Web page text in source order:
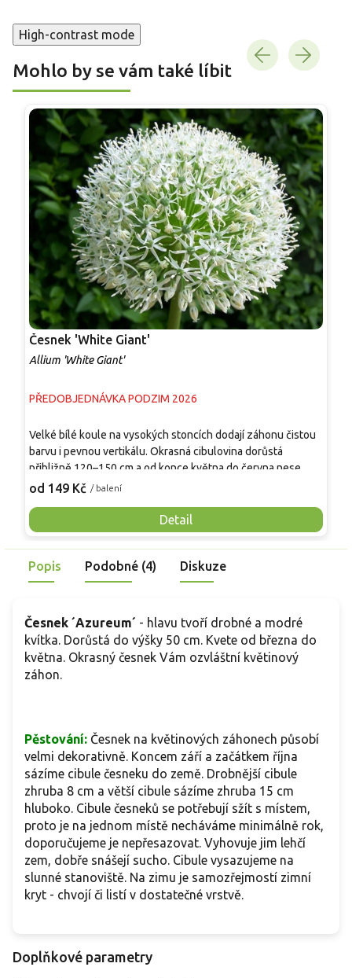
High-contrast mode
Mohlo by se vám také líbit
Česnek 'White Giant'
Allium 'White Giant'
PŘEDOBJEDNÁVKA PODZIM 2026
od 149 Kč / balení
Detail
Velké bílé koule na vysokých stoncích dodají záhonu čistou
barvu i pevnou vertikálu. Okrasná cibulovina dorůstá
přibližně 120–150 cm a od konce května do června nese
kulovitá květenství o průměru zhruba 15–20 cm. Jsou
bílé barvy, které dobře vystupují nad rašícími a kvetoucími
trvalkami. Listy jsou přízemní, zelené, po odkvětu postupně
zatahují. Vynikne v moderních záhonech, prérijních
kompozicích, mezi okrasnými trávami, šalvějemi, pivoňkami,
kakosty a růžemi.
Popis Podobné (4) Diskuze
Česnek ´Azureum´ - hlavu tvoří drobné a modré
kvítka. Dorůstá do výšky 50 cm. Kvete od března do
května. Okrasný česnek Vám ozvláštní květinový
záhon.
Pěstování: Česnek na květinových záhonech působí
velmi dekorativně. Koncem září a začátkem října
sázíme cibule česneku do země. Drobnější cibule
zhruba 8 cm a větší cibule sázíme zhruba 15 cm
hluboko. Cibule česneků se potřebují sžít s místem,
proto je na jednom místě necháváme minimálně rok,
doporučujeme je nepřesazovat. Vyhovuje jim lehčí
zem, dobře snášejí sucho. Cibule vysazujeme na
slunné stanoviště. Na zimu je samozřejmostí zimní
kryt - chvojí či listí v dostatečné vrstvě.
Doplňkové parametry